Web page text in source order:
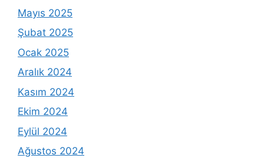
Mayıs 2025
Şubat 2025
Ocak 2025
Aralık 2024
Kasım 2024
Ekim 2024
Eylül 2024
Ağustos 2024